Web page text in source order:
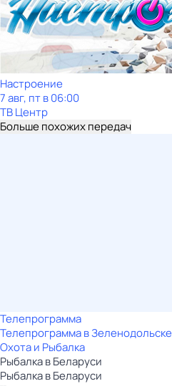
Настроение
7 авг, пт в 06:00
ТВ Центр
Больше похожих передач
Телепрограмма
Телепрограмма в Зеленодольске
Охота и Рыбалка
Рыбалка в Беларуси
Рыбалка в Беларуси